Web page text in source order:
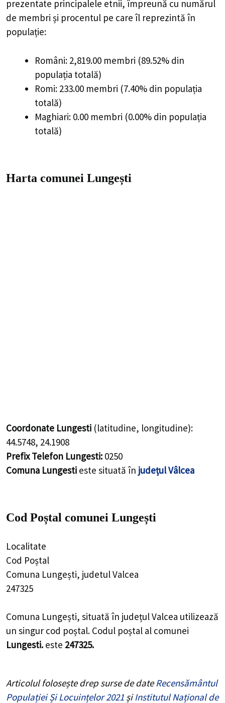
prezentate principalele etnii, împreună cu numărul
de membri și procentul pe care îl reprezintă în
populație:
Români: 2,819.00 membri (89.52% din
populația totală)
Romi: 233.00 membri (7.40% din populația
totală)
Maghiari: 0.00 membri (0.00% din populația
totală)
Harta comunei Lungești
Coordonate Lungesti (latitudine, longitudine):
44.5748, 24.1908
Prefix Telefon Lungesti: 0250
Comuna Lungesti este situată în județul Vâlcea
Cod Poștal comunei Lungești
Localitate
Cod Poștal
Comuna Lungești, judetul Valcea
247325
Comuna Lungești, situată în județul Valcea utilizează
un singur cod poștal. Codul poștal al comunei
Lungesti. este 247325.
Articolul folosește drep surse de dateRecensământul
Populației Și Locuințelor 2021 șiInstitutul Național de